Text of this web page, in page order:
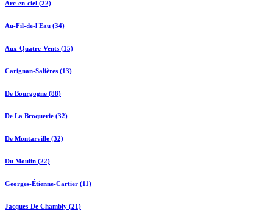
Arc-en-ciel (22)
Au-Fil-de-l'Eau (34)
Aux-Quatre-Vents (15)
Carignan-Salières (13)
De Bourgogne (88)
De La Broquerie (32)
De Montarville (32)
Du Moulin (22)
Georges-Étienne-Cartier (11)
Jacques-De Chambly (21)